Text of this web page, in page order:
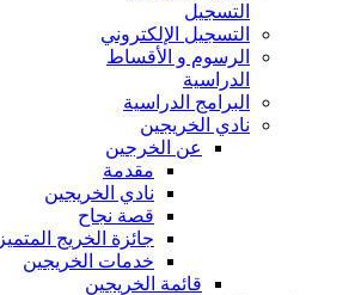
التسجيل
التسجيل الإلكتروني
الرسوم و الأقساط
الدراسية
البرامج الدراسية
نادي الخريجين
عن الخرجين
مقدمة
نادي الخريجين
قصة نجاح
جائزة الخريج المتميز
خدمات الخريجين
قائمة الخريجين